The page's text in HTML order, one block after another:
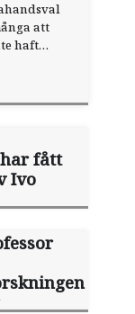
att
haft
har fått
Ivo